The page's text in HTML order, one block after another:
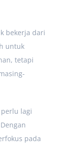
bekerja dari
untuk
tetapi
lagi
pada